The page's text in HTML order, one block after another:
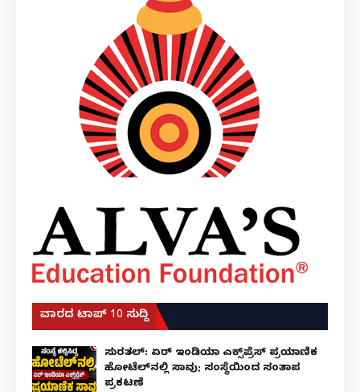
ವಾರದ ಟಾಪ್ 10 ಸುದ್ದಿ
ಸುರತ್ಕಲ್: ಏರ್ ಇಂಡಿಯಾ ಎಕ್ಸ್‌ಪ್ರೆಸ್ ಪ್ರಯಾಣಿಕ
ಹೋಟೆಲ್‌ನಲ್ಲಿ ಸಾವು; ಸಂಸ್ಥೆಯಿಂದ ಸಂತಾಪ
ಪ್ರಕಟಣೆ